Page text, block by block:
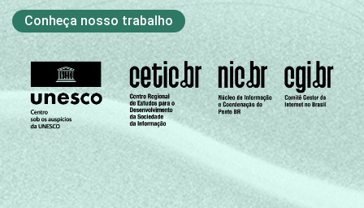
Conheça nosso trabalho